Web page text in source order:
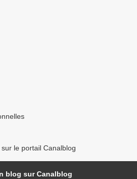
le portail Canalblog
blog sur Canalblog